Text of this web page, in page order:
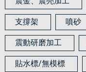
支撐架 噴砂
震動研磨加工
貼水標/無模標